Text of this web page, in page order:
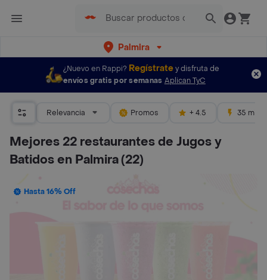
Palmira
¿Nuevo en Rappi? Regístratey disfruta de
envíos gratis por semanas Aplican TyC
Relevancia Promos + 4.5 35 mins
Mejores 22 restaurantes de Jugos y
Batidos en Palmira(22)
Hasta 16% Off